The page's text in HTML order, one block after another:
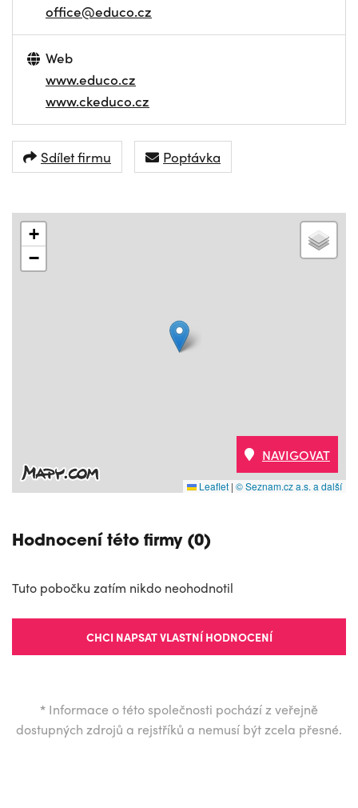
office@educo.cz
Web
www.educo.cz
www.ckeduco.cz
Sdílet firmu Poptávka
+
−
Leaflet | © Seznam.cz a.s. a další
NAVIGOVAT
Hodnocení této firmy (0)
Tuto pobočku zatím nikdo neohodnotil
CHCI NAPSAT VLASTNÍ HODNOCENÍ
* Informace o této společnosti pochází z veřejně
dostupných zdrojů a rejstříků a nemusí být zcela přesné.